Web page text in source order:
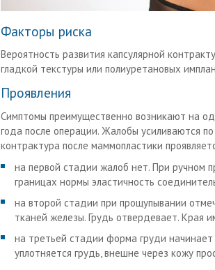
Факторы риска
Вероятность развития капсулярной
гладкой текстуры или полиуретановых
Проявления
Симптомы преимущественно возникают на
года после операции. Жалобы усиливаются
контрактура после маммопластики
на первой стадии жалоб нет. При ручном
границах нормы эластичность
на второй стадии при прощупывании
тканей железы. Грудь отвердевает. Края
на третьей стадии форма груди начинает
уплотняется грудь, внешне через кожу